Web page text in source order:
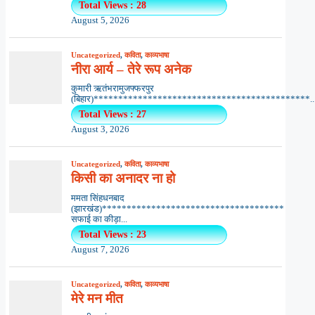
Total Views : 28
August 5, 2026
Uncategorized,कविता,काव्यभाषा
नीरा आर्य – तेरे रूप अनेक
कुमारी ऋतंभरामुजफ्फरपुर
Total Views : 27
August 3, 2026
Uncategorized,कविता,काव्यभाषा
किसी का अनादर ना हो
ममता सिंहधनबाद
(झारखंड)*************************************
सफाई का कीड़ा...
Total Views : 23
August 7, 2026
Uncategorized,कविता,काव्यभाषा
मेरे मन मीत